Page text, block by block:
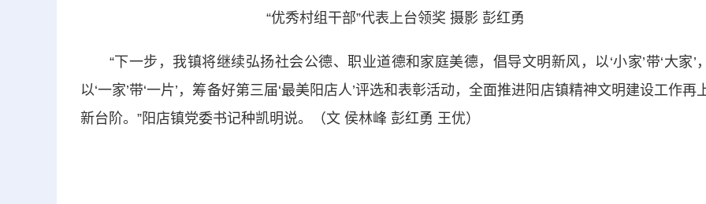
“优秀村组干部”代表上台领奖 摄影 彭红勇
“下一步，我镇将继续弘扬社会公德、职业道德和家庭美德，倡导文明新风，以‘小家’带‘大家’
以‘一家’带‘一片’，筹备好第三届‘最美阳店人’评选和表彰活动，全面推进阳店镇精神文明建设工作再
新台阶。”阳店镇党委书记种凯明说。（文 侯林峰 彭红勇 王优）